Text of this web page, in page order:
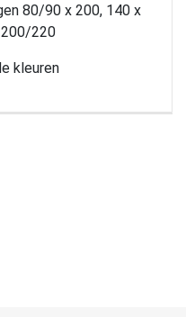
80/90 x 200, 140 x
220
kleuren